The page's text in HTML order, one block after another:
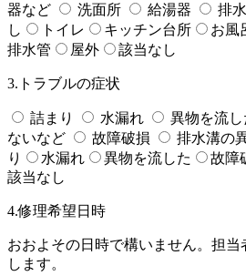
器など
洗面所 給湯器 排
し
トイレ キッチン台所 お風
排水管
屋外 該当なし
3.トラブルの症状
詰まり 水漏れ 異物を流し
ないなど
故障破損 排水溝の
り
水漏れ 異物を流した 故障
該当なし
4.修理希望日時
おおよその日時で構いません。担当
します。